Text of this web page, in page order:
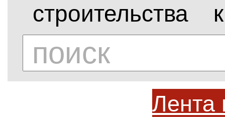
строительства
Лента